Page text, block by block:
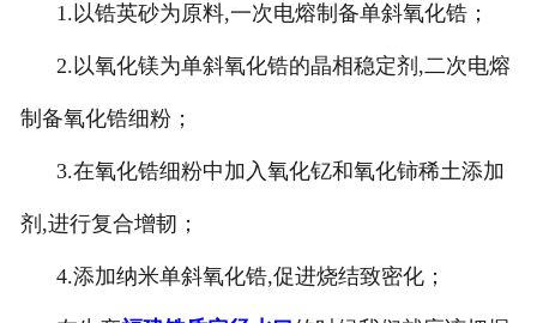
1.以锆英砂为原料,一次电熔制备单斜氧化锆；
2.以氧化镁为单斜氧化锆的晶相稳定剂,二次电熔
制备氧化锆细粉；
3.在氧化锆细粉中加入氧化钇和氧化铈稀土添加
剂,进行复合增韧；
4.添加纳米单斜氧化锆,促进烧结致密化；